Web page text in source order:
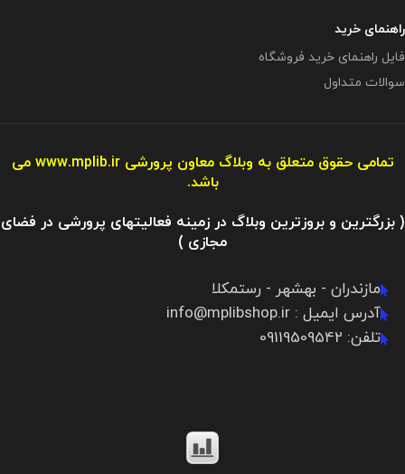
راهنمای خرید
فایل راهنمای خرید فروشگاه
سوالات متداول
تمامی حقوق متعلق به وبلاگ معاون پرورشیwww.mplib.ir می
باشد.
( بزرگترین و بروزترین وبلاگ در زمینه فعالیتهای پرورشی در فضای
مجازی )
مازندران - بهشهر - رستمکلا
آدرس ایمیل : info@mplibshop.ir
تلفن: 09119509542​